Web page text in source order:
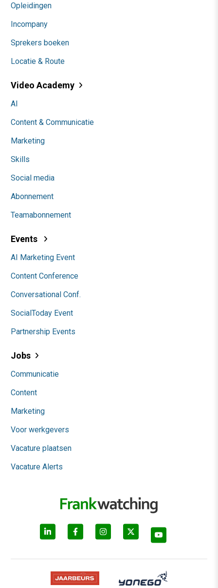
Opleidingen
Incompany
Sprekers boeken
Locatie & Route
Video Academy
AI
Content & Communicatie
Marketing
Skills
Social media
Abonnement
Teamabonnement
Events
AI Marketing Event
Content Conference
Conversational Conf.
SocialToday Event
Partnership Events
Jobs
Communicatie
Content
Marketing
Voor werkgevers
Vacature plaatsen
Vacature Alerts